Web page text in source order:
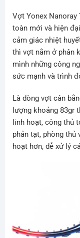
Vợt Yonex Nanoray
toàn mới và hiện
cảm giác nhiệt
thì vợt nằm ở phân
mình những công
sức mạnh và trình
Là dòng vợt cân
lượng khoảng
linh hoạt, công thủ
phản tạt, phòng thủ
hoạt hơn, dễ xử lý